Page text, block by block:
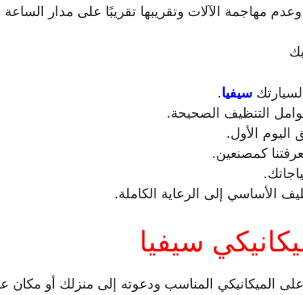
مهاجمة الآلات وتقريبها تقريبًا على مدار الساعة
سيفيا.
التنظيف الصحيحة.
اليوم الأول.
كمصنعين.
الأساسي إلى الرعاية الكاملة.
سيفيا
الميكانيكي المناسب ودعوته إلى منزلك أو مكان